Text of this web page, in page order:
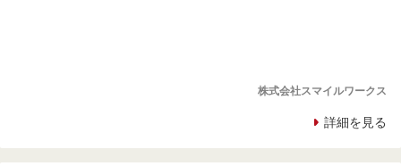
株式会社スマイルワークス
詳細を見る